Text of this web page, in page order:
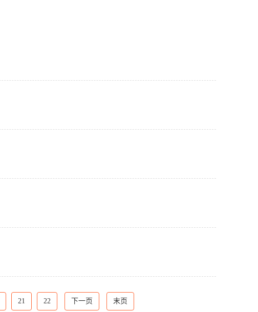
21 22 下一页 末页